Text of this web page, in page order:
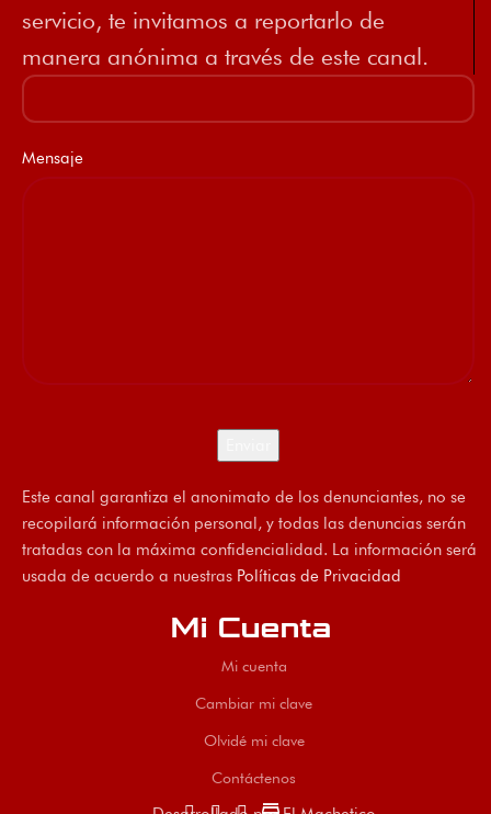
servicio, te invitamos a reportarlo de
manera anónima a través de este canal.
Mensaje
Este canal garantiza el anonimato de los denunciantes, no se
recopilará información personal, y todas las denuncias serán
tratadas con la máxima confidencialidad. La información será
usada de acuerdo a nuestras Políticas de Privacidad
Mi Cuenta
Mi cuenta
Cambiar mi clave
Olvidé mi clave
Contáctenos